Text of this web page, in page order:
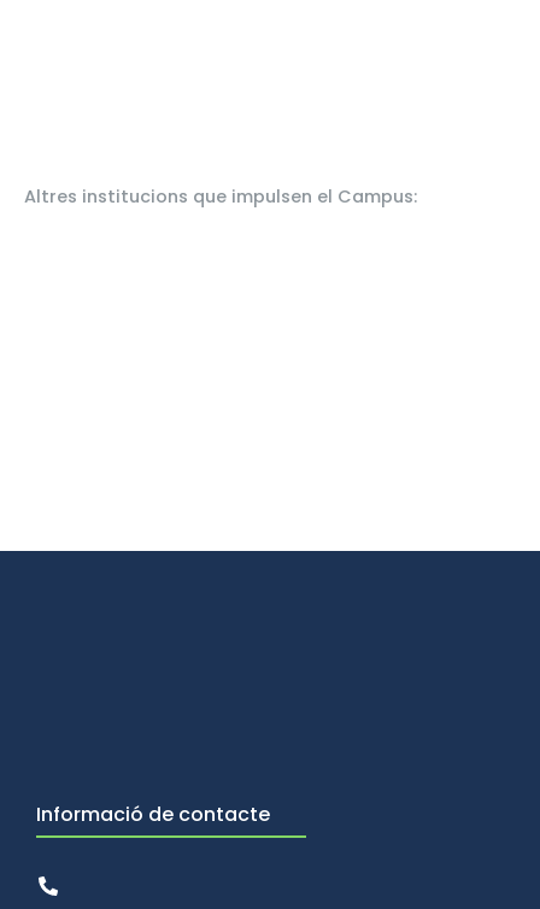
Altres institucions que impulsen el Campus:
Informació de contacte